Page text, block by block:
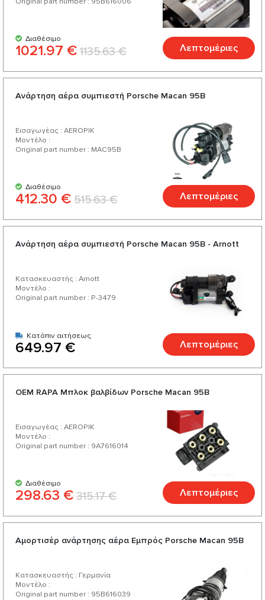
Διαθέσιμο
1021.97 € 1135.63 € Λεπτομέριες
Ανάρτηση αέρα συμπιεστή Porsche Macan 95B
Εισαγωγέας : AEROPIK
Μοντέλο :
Original part number : MAC95B
Διαθέσιμο
412.30 € 515.63 € Λεπτομέριες
Ανάρτηση αέρα συμπιεστή Porsche Macan 95B - Arnott
Κατασκευαστής : Arnott
Μοντέλο :
Original part number : P-3479
Κατόπιν αιτήσεως
649.97 € Λεπτομέριες
ОЕМ RAPA Μπλοκ βαλβίδων Porsche Macan 95B
Εισαγωγέας : AEROPIK
Μοντέλο :
Original part number : 9A7616014
Διαθέσιμο
298.63 € 315.17 € Λεπτομέριες
Αμορτισέρ ανάρτησης αέρα Εμπρός Porsche Macan 95B
Κατασκευαστής : Γερμανία
Μοντέλο :
Original part number : 95B616039